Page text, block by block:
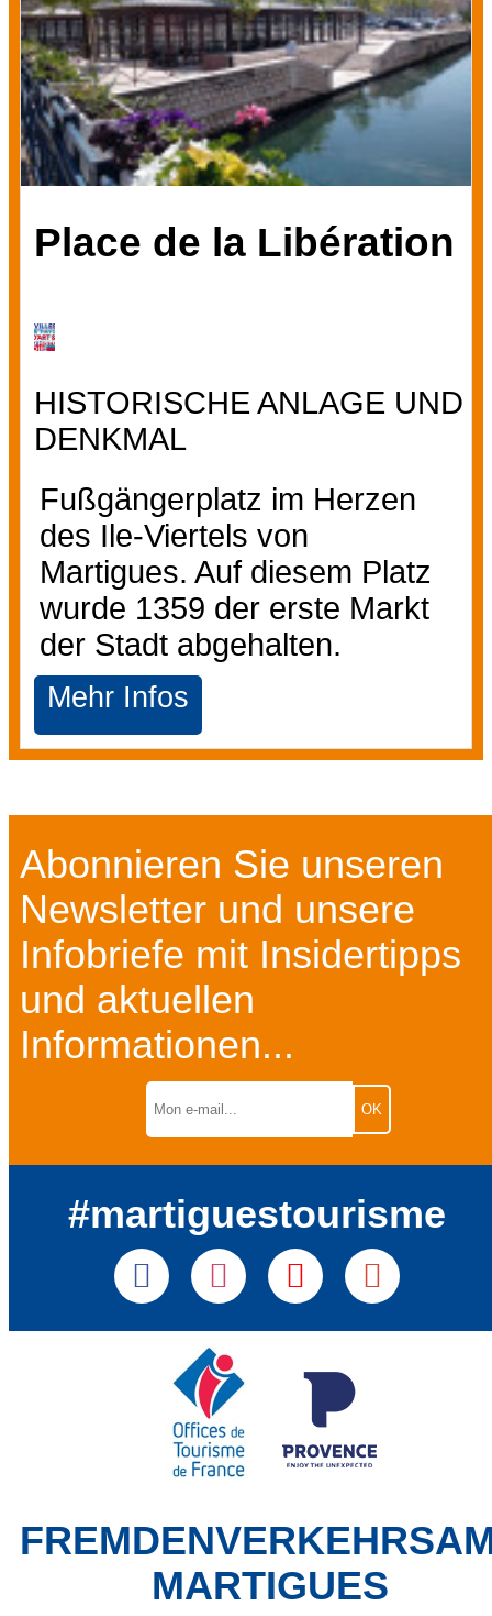
Place de la Libération
HISTORISCHE ANLAGE UND
DENKMAL
Fußgängerplatz im Herzen
des Ile-Viertels von
Martigues. Auf diesem Platz
wurde 1359 der erste Markt
der Stadt abgehalten.
Mehr Infos
Abonnieren Sie unseren
Newsletter und unsere
Infobriefe mit Insidertipps
und aktuellen
Informationen...
#martiguestourisme
MARTIGUES